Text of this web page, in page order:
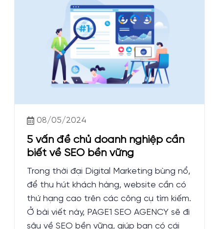
08/05/2024
5 vấn đề chủ doanh nghiệp cần
biết về SEO bền vững
Trong thời đại Digital Marketing bùng nổ,
để thu hút khách hàng, website cần có
thứ hạng cao trên các công cụ tìm kiếm.
Ở bài viết này, PAGE1 SEO AGENCY sẽ đi
sâu về SEO bền vững, giúp bạn có cái